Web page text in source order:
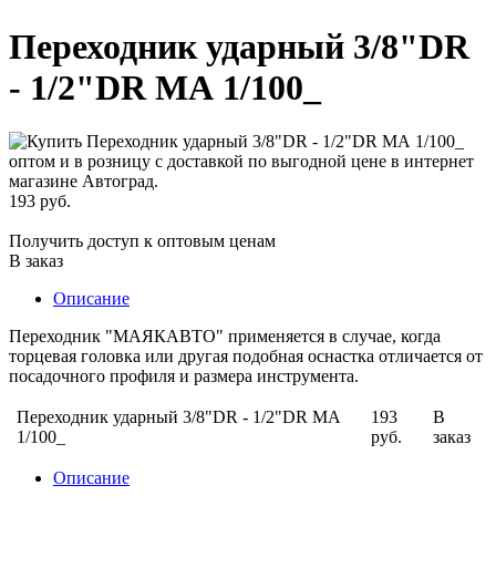
Переходник ударный 3/8"DR
- 1/2"DR МА 1/100_
193 руб.
Получить доступ к оптовым ценам
В заказ
Описание
Переходник "МАЯКАВТО" применяется в случае, когда
торцевая головка или другая подобная оснастка отличается от
посадочного профиля и размера инструмента.
Переходник ударный 3/8"DR - 1/2"DR МА
1/100_
193
руб.
В
заказ
Описание